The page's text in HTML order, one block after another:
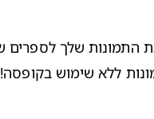
ללא שימוש בקופסה!